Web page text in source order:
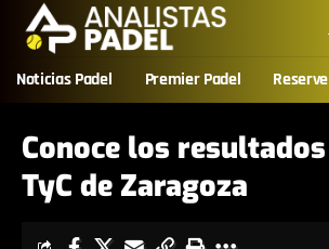
Noticias Padel Premier Padel
Conoce los
TyC de Zaragoza